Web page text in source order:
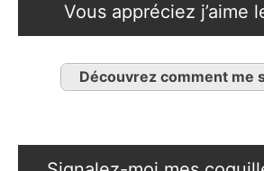
Vous appréciez j’aime
Découvrez comment me